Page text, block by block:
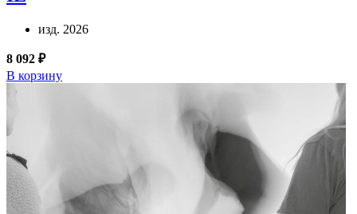
изд. 2026
8 092 ₽
В корзину